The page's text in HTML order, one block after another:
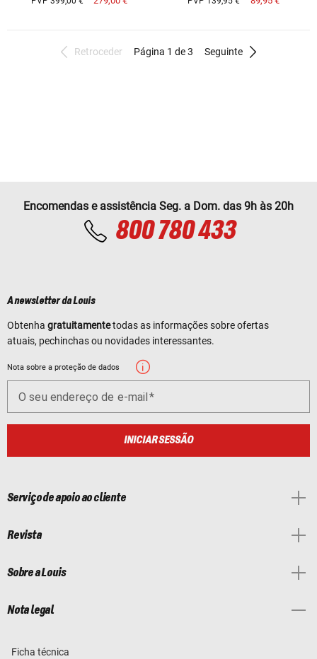
Retroceder Página 1 de 3 Seguinte
Encomendas e assistência Seg. a Dom. das 9h às 20h
800 780 433
A newsletter da Louis
Obtenha gratuitamentetodas as informações sobre ofertas
atuais, pechinchas ou novidades interessantes.
Nota sobre a proteção de dados
O seu endereço de e-mail
INICIAR SESSÃO
Serviço de apoio ao cliente
Revista
Sobre a Louis
Nota legal
Ficha técnica